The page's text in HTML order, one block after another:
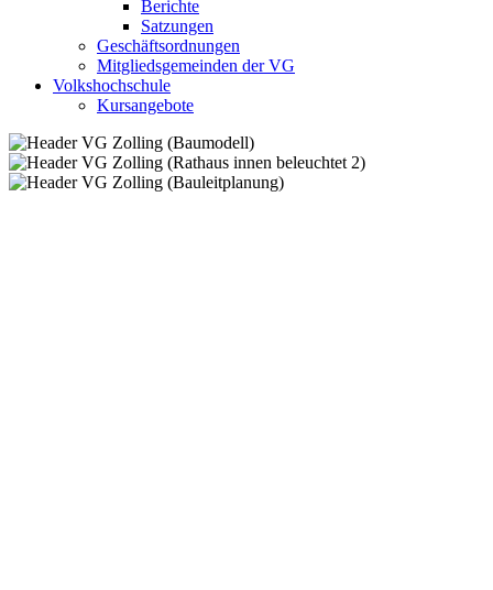
Berichte
Satzungen
Geschäftsordnungen
Mitgliedsgemeinden der VG
Volkshochschule
Kursangebote